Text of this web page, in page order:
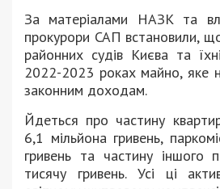
За матеріалами НАЗК та
прокурори САП встановили,
районних судів Києва та
2022-2023 роках майно, яке
законним доходам.
Йдеться про частину
6,1 мільйона гривень,
гривень та частину іншого
тисячу гривень. Усі ці